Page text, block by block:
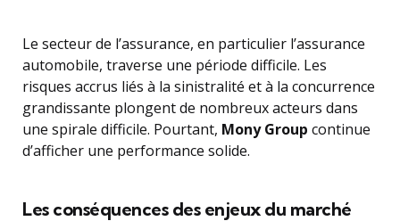
Le secteur de l’assurance, en particulier l’assurance
automobile, traverse une période difficile. Les
risques accrus liés à la sinistralité et à la concurrence
grandissante plongent de nombreux acteurs dans
une spirale difficile. Pourtant, Mony Group continue
d’afficher une performance solide.
Les conséquences des enjeux du marché